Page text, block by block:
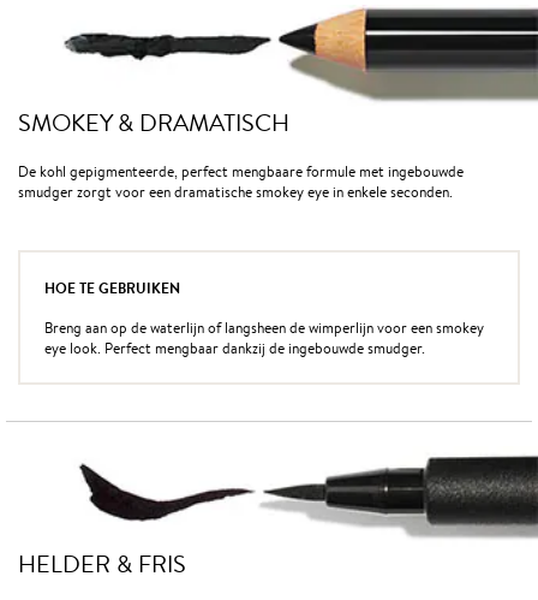
SMOKEY & DRAMATISCH
De kohl gepigmenteerde, perfect mengbaare formule met ingebouwde
smudger zorgt voor een dramatische smokey eye in enkele seconden.
HOE TE GEBRUIKEN
Breng aan op de waterlijn of langsheen de wimperlijn voor een smokey
eye look. Perfect mengbaar dankzij de ingebouwde smudger.
HELDER & FRIS